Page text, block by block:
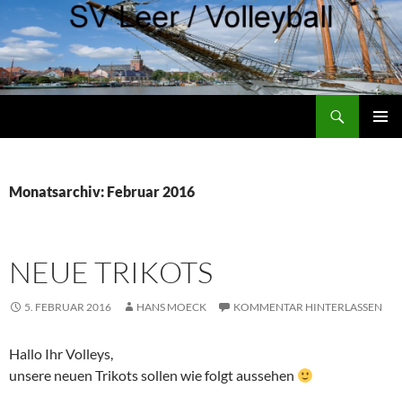
Zum
Inhalt
springen
Monatsarchiv: Februar 2016
NEUE TRIKOTS
5. FEBRUAR 2016 HANS MOECK KOMMENTAR HINTERLASSEN
Hallo Ihr Volleys,
unsere neuen Trikots sollen wie folgt aussehen